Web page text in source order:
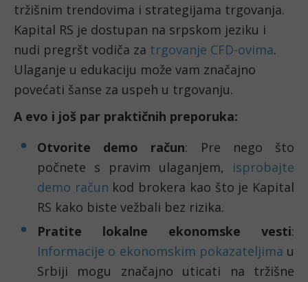
tržišnim trendovima i strategijama trgovanja.
Kapital RS je dostupan na srpskom jeziku i
nudi pregršt vodiča za trgovanje CFD-ovima.
Ulaganje u edukaciju može vam značajno
povećati šanse za uspeh u trgovanju.
A evo i još par praktičnih preporuka:
Otvorite demo račun: Pre nego što
počnete s pravim ulaganjem, isprobajte
demo račun kod brokera kao što je Kapital
RS kako biste vežbali bez rizika.
Pratite lokalne ekonomske vesti:
Informacije o ekonomskim pokazateljima u
Srbiji mogu značajno uticati na tržišne